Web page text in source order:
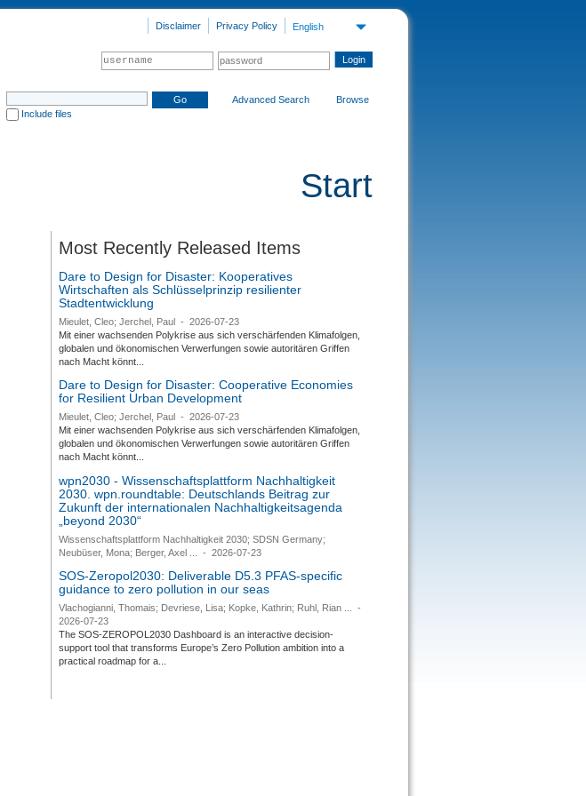
English
Privacy Policy
Disclaimer
Include files
Advanced Search Browse
Start
Most Recently Released Items
Dare to Design for Disaster: Kooperatives
Wirtschaften als Schlüsselprinzip resilienter
Stadtentwicklung
Mieulet, Cleo; Jerchel, Paul -
2026-07-23
Mit einer wachsenden Polykrise aus sich verschärfenden Klimafolgen,
globalen und ökonomischen Verwerfungen sowie autoritären Griffen
nach Macht könnt...
Dare to Design for Disaster: Cooperative Economies
for Resilient Urban Development
Mieulet, Cleo; Jerchel, Paul -
2026-07-23
Mit einer wachsenden Polykrise aus sich verschärfenden Klimafolgen,
globalen und ökonomischen Verwerfungen sowie autoritären Griffen
nach Macht könnt...
wpn2030 - Wissenschaftsplattform Nachhaltigkeit
2030. wpn.roundtable: Deutschlands Beitrag zur
Zukunft der internationalen Nachhaltigkeitsagenda
„beyond 2030“
Wissenschaftsplattform Nachhaltigkeit 2030; SDSN Germany;
Neubüser, Mona; Berger, Axel ...
- 2026-07-23
SOS-Zeropol2030: Deliverable D5.3 PFAS-specific
guidance to zero pollution in our seas
Vlachogianni, Thomais; Devriese, Lisa; Kopke, Kathrin; Ruhl, Rian ...
-
2026-07-23
The SOS-ZEROPOL2030 Dashboard is an interactive decision-
support tool that transforms Europe’s Zero Pollution ambition into a
practical roadmap for a...